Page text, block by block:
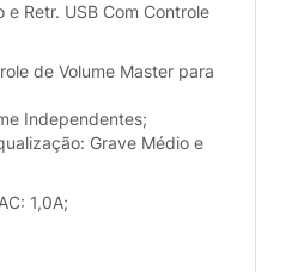
e Retr. USB Com Controle
de Volume Master para
Independentes;
Grave Médio e
1,0A;